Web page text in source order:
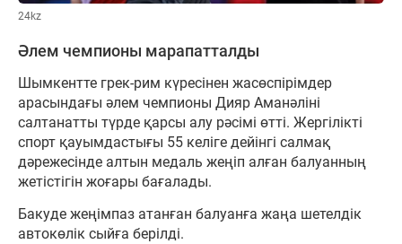
24kz
Әлем чемпионы марапатталды
Шымкентте грек-рим күресінен жасөспірімдер
арасындағы әлем чемпионы Дияр Аманәліні
салтанатты түрде қарсы алу рәсімі өтті. Жергілікті
спорт қауымдастығы 55 келіге дейінгі салмақ
дәрежесінде алтын медаль жеңіп алған балуанның
жетістігін жоғары бағалады.
Бакуде жеңімпаз атанған балуанға жаңа шетелдік
автокөлік сыйға берілді.